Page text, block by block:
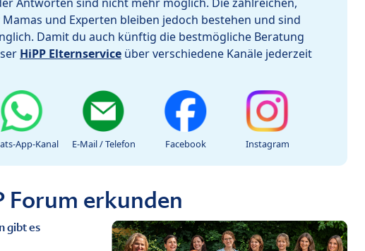
und Experten bleiben jedoch bestehen und sind
Damit du auch künftig die bestmögliche Beratung
HiPP Elternservice über verschiedene Kanäle jederzeit
App-Kanal E-Mail / Telefon Facebook Instagram
Forum erkunden
gibt es